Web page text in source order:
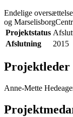
Endelige
og
Projektstatus
Afslutning
2015
Projektleder
Anne-Mette